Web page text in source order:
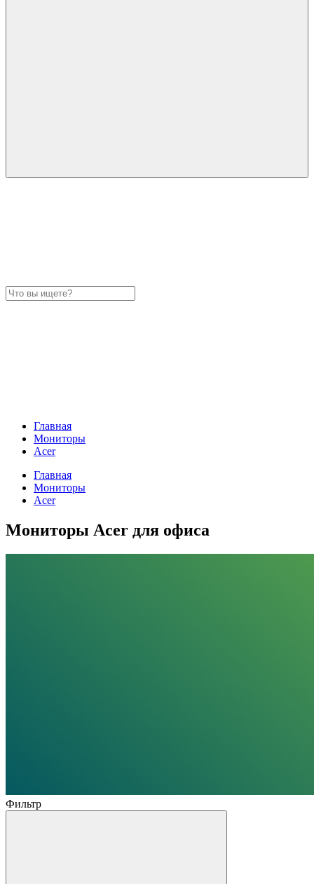
Главная
Мониторы
Acer
Главная
Мониторы
Acer
Мониторы Acer для офиса
Фильтр